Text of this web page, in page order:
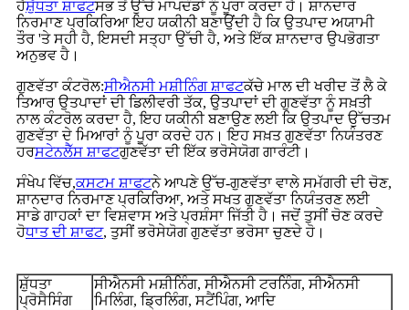
ਹੈਸ਼ੁੱਧਤਾ ਸ਼ਾਫਟਸਭ ਤੋਂ ਉੱਚੇ ਮਾਪਦੰਡਾਂ ਨੂੰ ਪੂਰਾ ਕਰਦਾ ਹੈ। ਸ਼ਾਨਦਾਰ
ਨਿਰਮਾਣ ਪ੍ਰਕਿਰਿਆ ਇਹ ਯਕੀਨੀ ਬਣਾਉਂਦੀ ਹੈ ਕਿ ਉਤਪਾਦ ਅਯਾਮੀ
ਤੌਰ 'ਤੇ ਸਹੀ ਹੈ, ਇਸਦੀ ਸਤ੍ਹਾ ਉੱਚੀ ਹੈ, ਅਤੇ ਇੱਕ ਸ਼ਾਨਦਾਰ ਉਪਭੋਗਤਾ
ਅਨੁਭਵ ਹੈ।
ਗੁਣਵੱਤਾ ਕੰਟਰੋਲ:ਸੀਐਨਸੀ ਮਸ਼ੀਨਿੰਗ ਸ਼ਾਫਟਕੱਚੇ ਮਾਲ ਦੀ ਖਰੀਦ ਤੋਂ ਲੈ ਕੇ
ਤਿਆਰ ਉਤਪਾਦਾਂ ਦੀ ਡਿਲੀਵਰੀ ਤੱਕ, ਉਤਪਾਦਾਂ ਦੀ ਗੁਣਵੱਤਾ ਨੂੰ ਸਖ਼ਤੀ
ਨਾਲ ਕੰਟਰੋਲ ਕਰਦਾ ਹੈ, ਇਹ ਯਕੀਨੀ ਬਣਾਉਣ ਲਈ ਕਿ ਉਤਪਾਦ ਉੱਚਤਮ
ਗੁਣਵੱਤਾ ਦੇ ਮਿਆਰਾਂ ਨੂੰ ਪੂਰਾ ਕਰਦੇ ਹਨ। ਇਹ ਸਖ਼ਤ ਗੁਣਵੱਤਾ ਨਿਯੰਤਰਣ
ਹਰਸਟੇਨਲੈੱਸ ਸ਼ਾਫਟਗੁਣਵੱਤਾ ਦੀ ਇੱਕ ਭਰੋਸੇਯੋਗ ਗਾਰੰਟੀ।
ਸੰਖੇਪ ਵਿੱਚ,ਕਸਟਮ ਸ਼ਾਫਟਨੇ ਆਪਣੇ ਉੱਚ-ਗੁਣਵੱਤਾ ਵਾਲੇ ਸਮੱਗਰੀ ਦੀ ਚੋਣ,
ਸ਼ਾਨਦਾਰ ਨਿਰਮਾਣ ਪ੍ਰਕਿਰਿਆ, ਅਤੇ ਸਖਤ ਗੁਣਵੱਤਾ ਨਿਯੰਤਰਣ ਲਈ
ਸਾਡੇ ਗਾਹਕਾਂ ਦਾ ਵਿਸ਼ਵਾਸ ਅਤੇ ਪ੍ਰਸ਼ੰਸਾ ਜਿੱਤੀ ਹੈ। ਜਦੋਂ ਤੁਸੀਂ ਚੋਣ ਕਰਦੇ
ਹੋਧਾਤ ਦੀ ਸ਼ਾਫਟ, ਤੁਸੀਂ ਭਰੋਸੇਯੋਗ ਗੁਣਵੱਤਾ ਭਰੋਸਾ ਚੁਣਦੇ ਹੋ।
ਸ਼ੁੱਧਤਾ
ਪ੍ਰੋਸੈਸਿੰਗ
ਸੀਐਨਸੀ ਮਸ਼ੀਨਿੰਗ, ਸੀਐਨਸੀ ਟਰਨਿੰਗ, ਸੀਐਨਸੀ
ਮਿਲਿੰਗ, ਡ੍ਰਿਲਿੰਗ, ਸਟੈਂਪਿੰਗ, ਆਦਿ